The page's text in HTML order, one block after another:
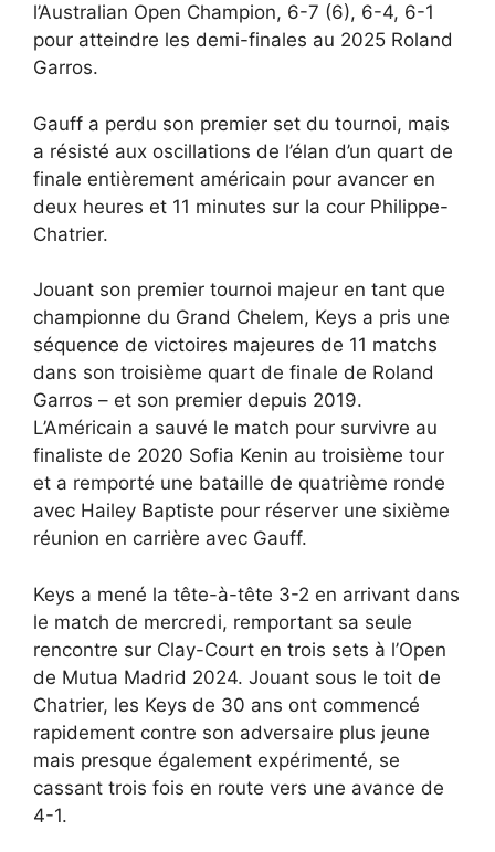
l’Australian Open Champion, 6-7 (6), 6-4, 6-1
pour atteindre les demi-finales au 2025 Roland
Garros.
Gauff a perdu son premier set du tournoi, mais
a résisté aux oscillations de l’élan d’un quart de
finale entièrement américain pour avancer en
deux heures et 11 minutes sur la cour Philippe-
Chatrier.
Jouant son premier tournoi majeur en tant que
championne du Grand Chelem, Keys a pris une
séquence de victoires majeures de 11 matchs
dans son troisième quart de finale de Roland
Garros – et son premier depuis 2019.
L’Américain a sauvé le match pour survivre au
finaliste de 2020 Sofia Kenin au troisième tour
et a remporté une bataille de quatrième ronde
avec Hailey Baptiste pour réserver une sixième
réunion en carrière avec Gauff.
Keys a mené la tête-à-tête 3-2 en arrivant dans
le match de mercredi, remportant sa seule
rencontre sur Clay-Court en trois sets à l’Open
de Mutua Madrid 2024. Jouant sous le toit de
Chatrier, les Keys de 30 ans ont commencé
rapidement contre son adversaire plus jeune
mais presque également expérimenté, se
cassant trois fois en route vers une avance de
4-1.